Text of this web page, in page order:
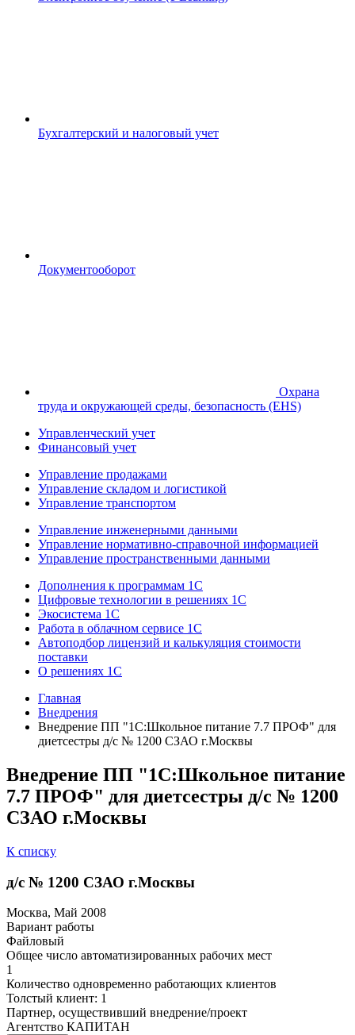
Бухгалтерский и налоговый учет
Документооборот
Охрана
труда и окружающей среды, безопасность (EHS)
Управленческий учет
Финансовый учет
Управление продажами
Управление складом и логистикой
Управление транспортом
Управление инженерными данными
Управление нормативно-справочной информацией
Управление пространственными данными
Дополнения к программам 1С
Цифровые технологии в решениях 1С
Экосистема 1С
Работа в облачном сервисе 1С
Автоподбор лицензий и калькуляция стоимости
поставки
О решениях 1С
Главная
Внедрения
Внедрение ПП "1С:Школьное питание 7.7 ПРОФ" для
диетсестры д/с № 1200 СЗАО г.Москвы
Внедрение ПП "1С:Школьное питание
7.7 ПРОФ" для диетсестры д/с № 1200
СЗАО г.Москвы
К списку
д/с № 1200 СЗАО г.Москвы
Москва, Май 2008
Вариант работы
Файловый
Общее число автоматизированных рабочих мест
1
Количество одновременно работающих клиентов
Толстый клиент: 1
Партнер, осуществивший внедрение/проект
Агентство КАПИТАН